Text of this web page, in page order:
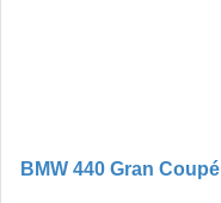
BMW 440 Gran Coupé